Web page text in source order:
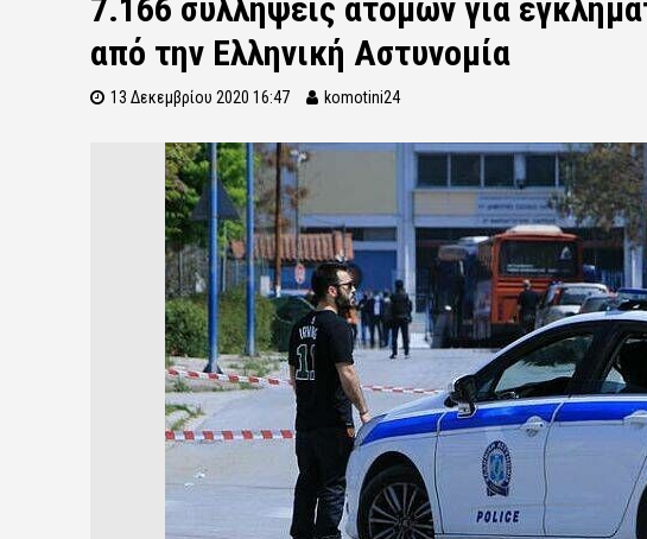
7.166 συλλήψεις ατόμων για
από την Ελληνική Αστυνομία
13 Δεκεμβρίου 2020 16:47 komotini24